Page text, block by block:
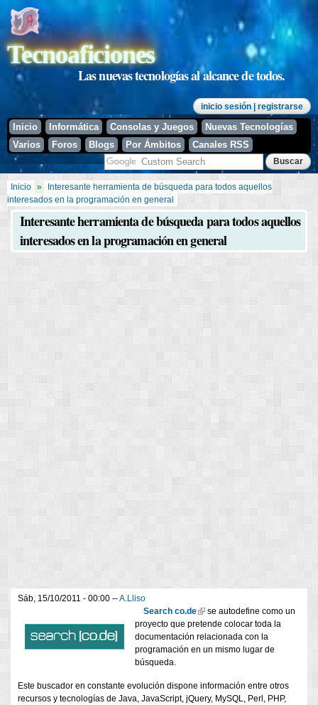
contenido
principal
Tecnoaficiones
Las nuevas tecnologías al alcance de todos.
inicio sesión | registrarse
Inicio Informática Consolas y Juegos
Nuevas Tecnologías
Varios
Foros Blogs Por Ámbitos Canales RSS
Se encuentra usted aquí
Inicio »
Interesante herramienta de búsqueda para todos aquellos
interesados en la programación en general
Interesante herramienta de búsqueda para todos aquellos
interesados en la programación en general
Sáb, 15/10/2011 - 00:00 --A.Lliso
Search co.de(link is external)
se autodefine como un
proyecto que pretende colocar toda la
documentación relacionada con la
programación en un mismo lugar de
búsqueda.
Este buscador en constante evolución dispone información entre otros
recursos y tecnologías de Java, JavaScript, jQuery, MySQL, Perl, PHP,